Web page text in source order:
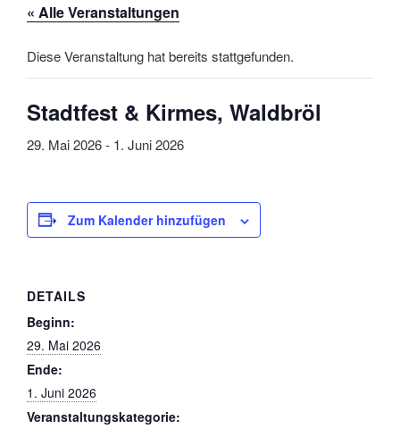
« Alle Veranstaltungen
Diese Veranstaltung hat bereits stattgefunden.
Stadtfest & Kirmes, Waldbröl
29. Mai 2026- 1. Juni 2026
Zum Kalender hinzufügen
DETAILS
Beginn:
29. Mai 2026
Ende:
1. Juni 2026
Veranstaltungskategorie: